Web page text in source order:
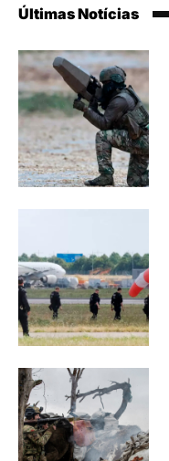
Últimas Notícias